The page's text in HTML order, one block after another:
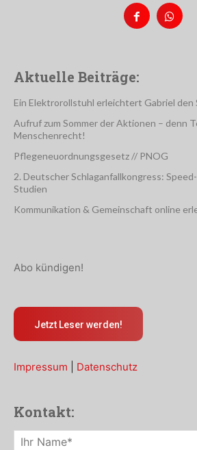
Aktuelle Beiträge:
Ein Elektrorollstuhl erleichtert Gabriel den
Aufruf zum Sommer der Aktionen – denn
Menschenrecht!
Pflegeneuordnungsgesetz // PNOG
2. Deutscher Schlaganfallkongress:
Studien
Kommunikation & Gemeinschaft online
Abo kündigen!
Jetzt Leser werden!
Impressum Datenschutz
Kontakt: